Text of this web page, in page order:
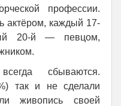
профессии.
актёром, каждый 17-
20-й — певцом,
сбываются.
так и не сделали
живопись своей